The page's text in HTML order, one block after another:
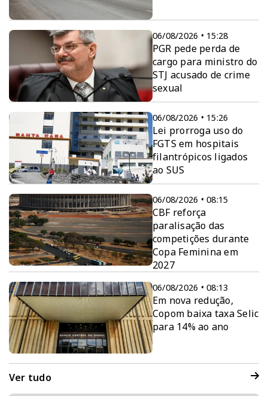
06/08/2026 • 15:28
PGR pede perda de
cargo para ministro do
STJ acusado de crime
sexual
06/08/2026 • 15:26
Lei prorroga uso do
FGTS em hospitais
filantrópicos ligados
ao SUS
06/08/2026 • 08:15
CBF reforça
paralisação das
competições durante
Copa Feminina em
2027
06/08/2026 • 08:13
Em nova redução,
Copom baixa taxa Selic
para 14% ao ano
Ver tudo